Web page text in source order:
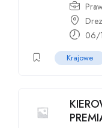
06/
Krajowe